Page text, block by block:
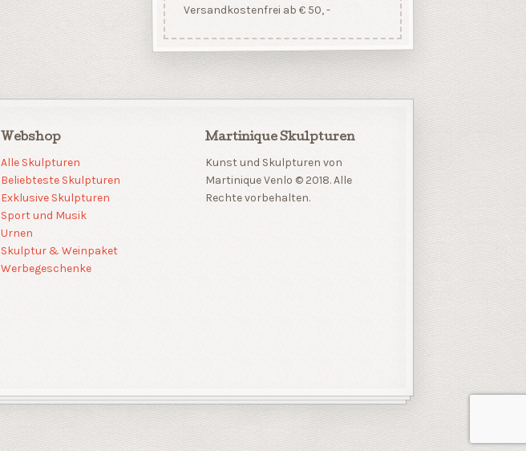
Versandkostenfrei ab € 50, -
Webshop
Alle Skulpturen
Beliebteste Skulpturen
Exklusive Skulpturen
Sport und Musik
Urnen
Skulptur & Weinpaket
Werbegeschenke
Martinique Skulpturen
Kunst und Skulpturen von
Martinique Venlo © 2018. Alle
Rechte vorbehalten.